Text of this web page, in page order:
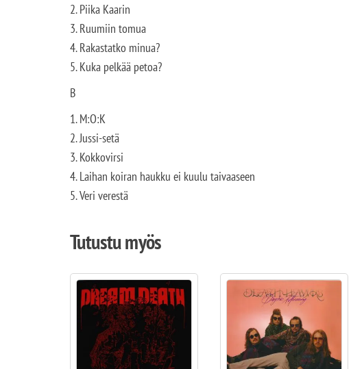
2. Piika Kaarin
3. Ruumiin tomua
4. Rakastatko minua?
5. Kuka pelkää petoa?
B
1. M:O:K
2. Jussi-setä
3. Kokkovirsi
4. Laihan koiran haukku ei kuulu taivaaseen
5. Veri verestä
Tutustu myös